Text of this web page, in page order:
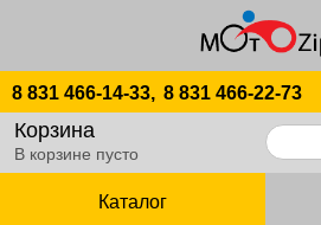
8 831 466-14-33, 8 831 466-22-73
Корзина
В корзине пусто
Каталог